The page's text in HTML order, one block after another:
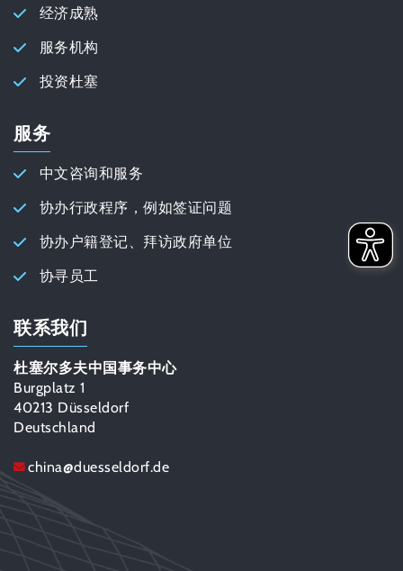
经济成熟
服务机构
投资杜塞
服务
中文咨询和服务
协办行政程序，例如签证问题
协办户籍登记、拜访政府单位
协寻员工
联系我们
杜塞尔多夫中国事务中心
Burgplatz 1
40213 Düsseldorf
Deutschland
china@duesseldorf.de